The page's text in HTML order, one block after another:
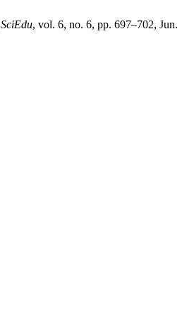
SciEdu, vol. 6, no. 6, pp. 697–702, Jun.